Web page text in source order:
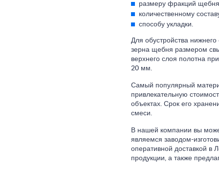
размеру фракций
количественному
способу укладки.
Для обустройства
зерна щебня размером
верхнего слоя полотна
20 мм.
Самый популярный
привлекательную
объектах. Срок его
смеси.
В нашей компании вы
являемся заводом-
оперативной доставкой в
продукции, а также